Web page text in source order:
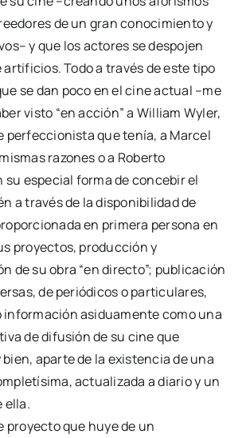
de un gran conocimiento y
y que los actores se despojen
Todo a través de este tipo
se dan poco en el cine actual –me
visto “en acción” a William Wyler,
perfeccionista que tenía, a Marcel
razones o a Roberto
su especial forma de concebir el
a través de la disponibilidad de
en primera persona en
proyectos, producción y
de su obra “en directo”; publicación
de periódicos o particulares,
asiduamente como una
de difusión de su cine que
aparte de la existencia de una
actualizada a diario y un
ella.
proyecto que huye de un